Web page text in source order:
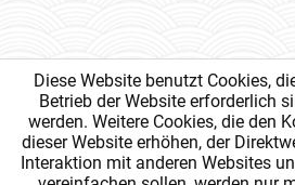
Diese Website benutzt Cookies,
Betrieb der Website erforderlich
werden. Weitere Cookies, die den
dieser Website erhöhen, der
Interaktion mit anderen Websites